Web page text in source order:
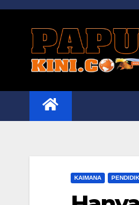
Skip
KAIMANA